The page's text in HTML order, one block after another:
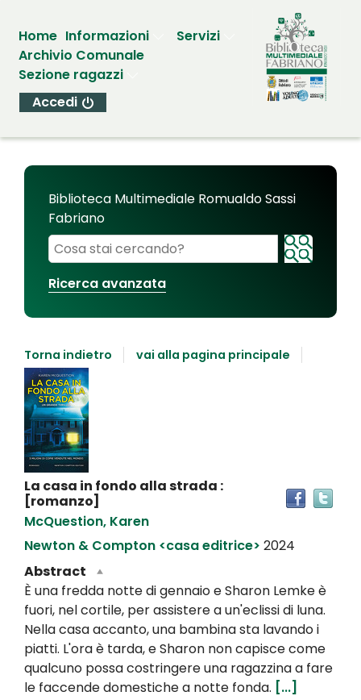
Home Informazioni
Servizi
Archivio Comunale
Sezione ragazzi
Accedi
Biblioteca Multimediale Romualdo Sassi
Fabriano
Cerca su "Biblioteca Multimediale Romualdo
Ricerca avanzata
Torna indietro vai alla pagina principale
Dettaglio
del
documento
La casa in fondo alla strada :
[romanzo]
McQuestion, Karen
Newton & Compton <casa editrice> 2024
Abstract
È una fredda notte di gennaio e Sharon Lemke è
fuori, nel cortile, per assistere a un'eclissi di luna.
Nella casa accanto, una bambina sta lavando i
piatti. L'ora è tarda, e Sharon non capisce come
qualcuno possa costringere una ragazzina a fare
le faccende domestiche a notte fonda. [...]